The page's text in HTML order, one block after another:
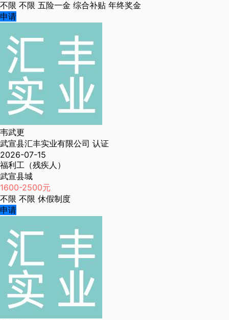
不限 不限 五险一金 综合补贴 年终奖金
申请
韦武更
武宣县汇丰实业有限公司 认证
2026-07-15
福利工（残疾人）
武宣县城
1600-2500元
不限 不限 休假制度
申请